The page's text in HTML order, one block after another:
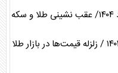
قیمت جدید طلا و سکه ۵ خرداد ماه ۱۴۰۴ / زلزله قیمت‌ها در بازار طلا